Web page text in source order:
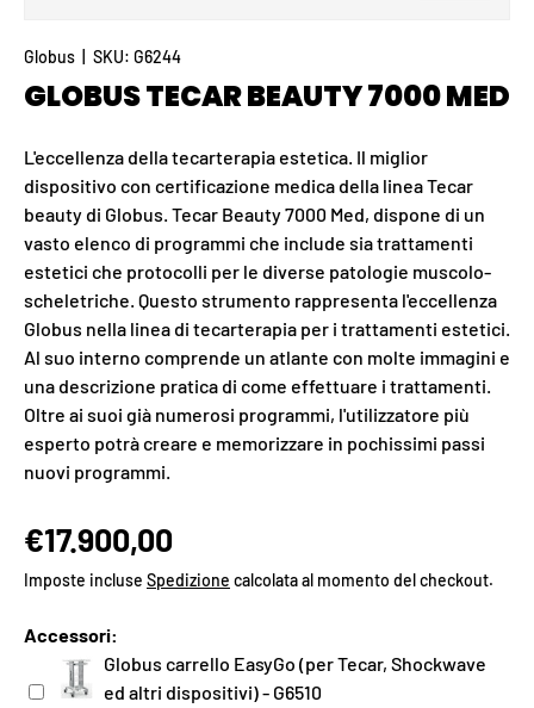
Globus SKU: G6244
GLOBUS TECAR BEAUTY 7000 MED
L'eccellenza della tecarterapia estetica. Il miglior
dispositivo con certificazione medica della linea Tecar
beauty di Globus. Tecar Beauty 7000 Med, dispone di un
vasto elenco di programmi che include sia trattamenti
estetici che protocolli per le diverse patologie muscolo-
scheletriche. Questo strumento rappresenta l'eccellenza
Globus nella linea di tecarterapia per i trattamenti estetici.
Al suo interno comprende un atlante con molte immagini e
una descrizione pratica di come effettuare i trattamenti.
Oltre ai suoi già numerosi programmi, l'utilizzatore più
esperto potrà creare e memorizzare in pochissimi passi
nuovi programmi.
€17.900,00
Imposte incluse Spedizione calcolata al momento del checkout.
Accessori:
Globus carrello EasyGo (per Tecar, Shockwave
ed altri dispositivi) - G6510